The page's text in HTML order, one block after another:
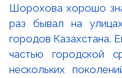
Шорохова хорошо
раз бывал на
городов Казахстана.
частью городской
нескольких